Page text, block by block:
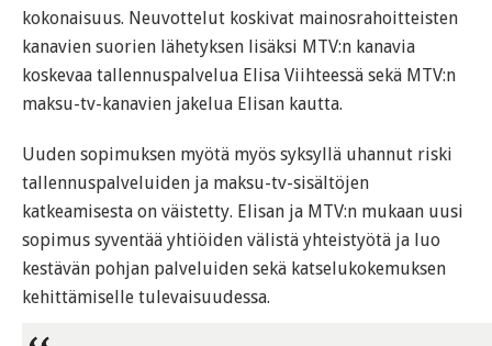
kokonaisuus. Neuvottelut koskivat mainosrahoitteisten
kanavien suorien lähetyksen lisäksi MTV:n kanavia
koskevaa tallennuspalvelua Elisa Viihteessä sekä MTV:n
maksu-tv-kanavien jakelua Elisan kautta.
Uuden sopimuksen myötä myös syksyllä uhannut riski
tallennuspalveluiden ja maksu-tv-sisältöjen
katkeamisesta on väistetty. Elisan ja MTV:n mukaan uusi
sopimus syventää yhtiöiden välistä yhteistyötä ja luo
kestävän pohjan palveluiden sekä katselukokemuksen
kehittämiselle tulevaisuudessa.